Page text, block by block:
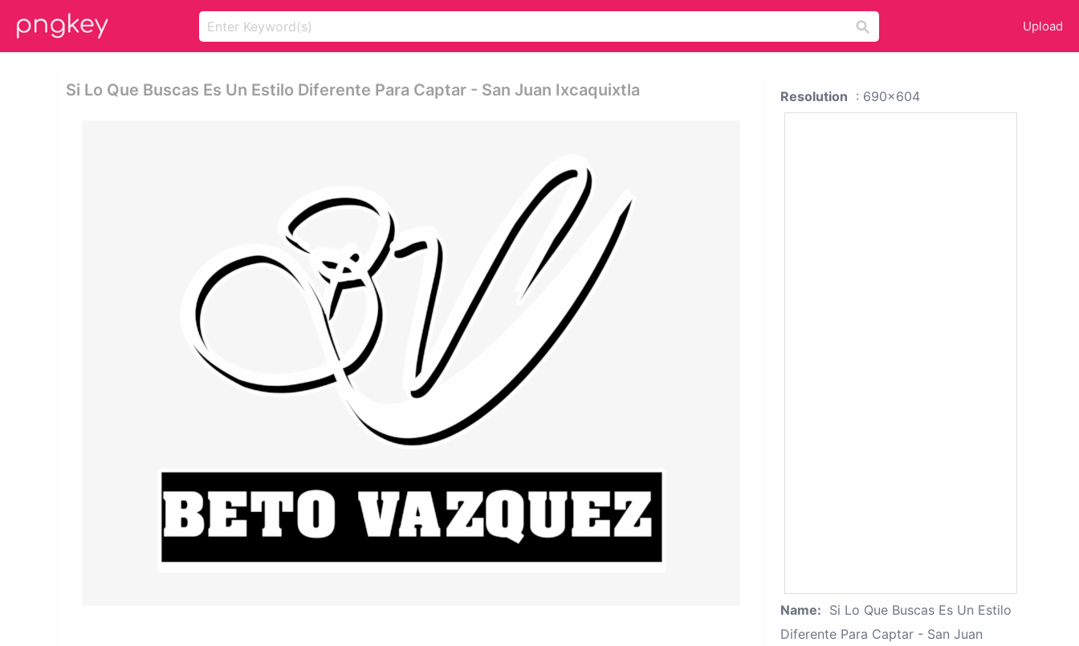
Upload
Si Lo Que Buscas Es Un Estilo Diferente Para Captar - San Juan Ixcaquixtla Resolution : 690x604
Name: Si Lo Que Buscas Es Un Estilo
Diferente Para Captar - San Juan